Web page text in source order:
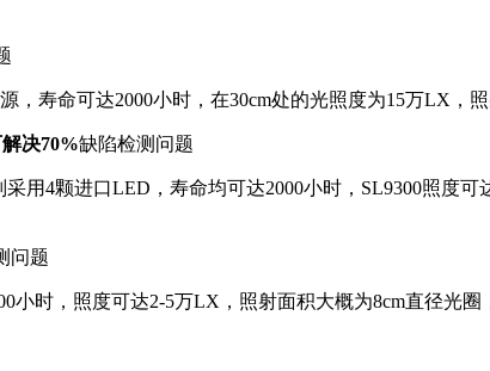
，寿命可达2000小时，在30cm处的光照度为15万LX，
决70%缺陷检测问题
采用4颗进口LED，寿命均可达2000小时，SL9300照度
问题
小时，照度可达2-5万LX，照射面积大概为8cm直径光圈